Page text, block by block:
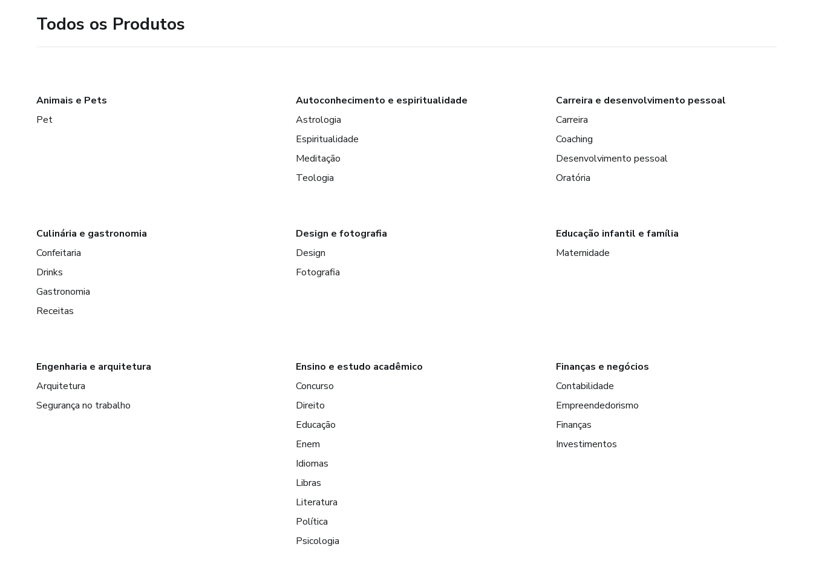
Todos os Produtos
Animais e Pets
Pet
Autoconhecimento e espiritualidade
Astrologia
Espiritualidade
Meditação
Teologia
Carreira e desenvolvimento pessoal
Carreira
Coaching
Desenvolvimento pessoal
Oratória
Culinária e gastronomia
Confeitaria
Drinks
Gastronomia
Receitas
Design e fotografia
Design
Fotografia
Educação infantil e família
Maternidade
Engenharia e arquitetura
Arquitetura
Segurança no trabalho
Ensino e estudo acadêmico
Concurso
Direito
Educação
Enem
Idiomas
Libras
Literatura
Política
Psicologia
Finanças e negócios
Contabilidade
Empreendedorismo
Finanças
Investimentos